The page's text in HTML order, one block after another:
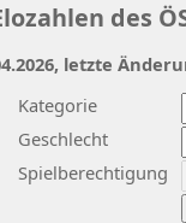
des
Kategorie
Geschlecht
Spielberechtigung
letzte